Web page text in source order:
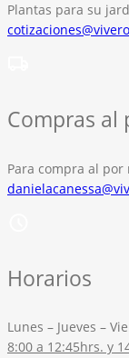
Plantas para su
Compras al
Para compra al por
Horarios
Lunes – Jueves –
8:00 a 12:45hrs. y